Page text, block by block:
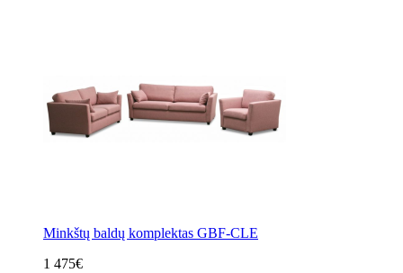
Minkštų baldų komplektas GBF-CLE
1 475€